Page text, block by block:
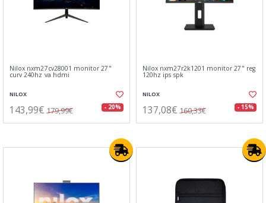
Nilox nxm27cv28001 monitor 27"
curv 240hz va hdmi
NILOX
143,99€ 179,99€ - 20%
Nilox nxm27r2k1201 monitor 27" reg
120hz ips spk
NILOX
137,08€ 160,33€ - 15%